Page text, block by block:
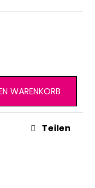
WARENKORB
Teilen